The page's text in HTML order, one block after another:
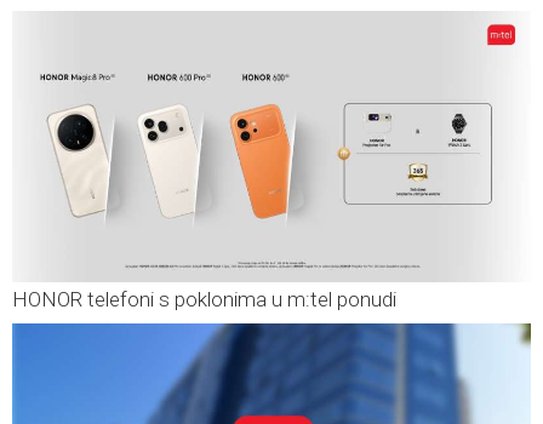
HONOR telefoni s poklonima u m:tel ponudi